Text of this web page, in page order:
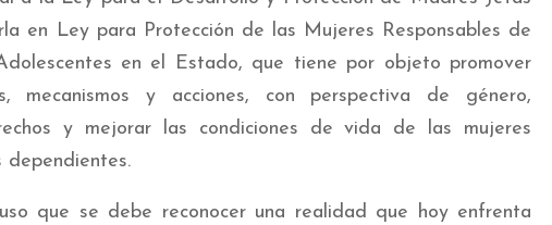
en Ley para Protección de las Mujeres Responsables de
en el Estado, que tiene por objeto promover
mecanismos y acciones, con perspectiva de género,
y mejorar las condiciones de vida de las mujeres
dependientes.
que se debe reconocer una realidad que hoy enfrenta